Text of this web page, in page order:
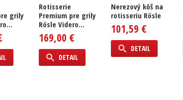
grily
Rotisserie
Premium pre grily
Rösle Videro...
169,00 €
DETAIL
Nerezový kôš na
rotisseriu Rösle
101,59 €
DETAIL